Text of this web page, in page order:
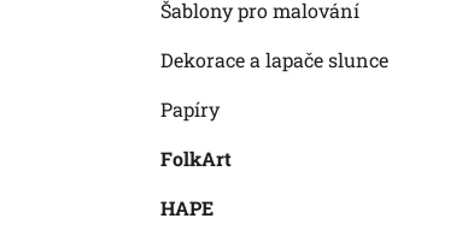
Šablony pro malování
Dekorace a lapače slunce
Papíry
FolkArt
HAPE